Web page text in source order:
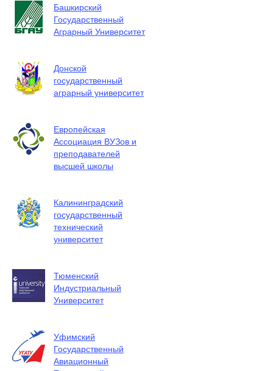
Башкирский
Государственный
Аграрный Университет
Донской
государственный
аграрный университет
Европейская
Ассоциация ВУЗов и
преподавателей
высшей школы
Калининградский
государственный
технический
университет
Тюменский
Индустриальный
Университет
Уфимский
Государственный
Авиационный